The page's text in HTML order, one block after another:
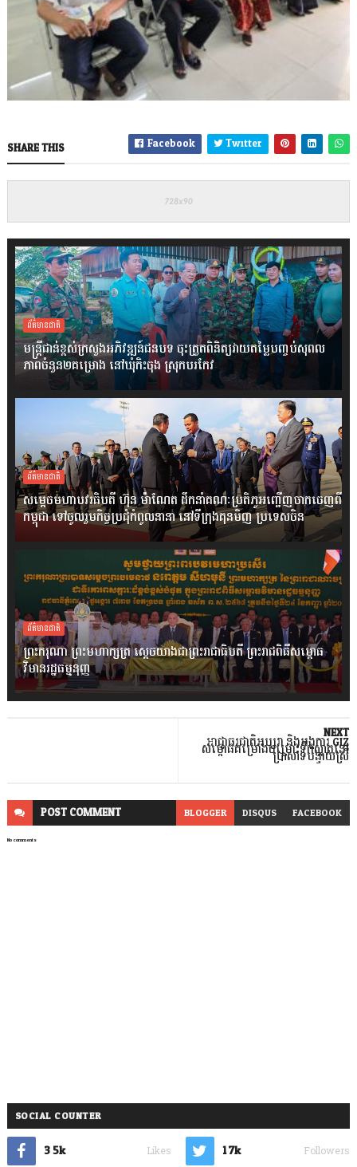
SHARE THIS Facebook Twitter
ព័ត៌មានជាតិ
មន្ត្រីជាន់ខ្ពស់ក្រសួងអភិវឌ្ឍន៍ជនបទ ចុះត្រួតពិនិត្យវាយតម្លៃបញ្ចប់សុពល
ភាពចំនួន២គម្រោង នៅឃុំកិះចុង ស្រុកបរកែវ
ព័ត៌មានជាតិ
សម្តេចមហាបវរធិបតី ហ៊ុន ម៉ាណែត ដឹកនាំគណៈប្រតិភូអញ្ជើញចាកចេញពី
កម្ពុជា ទៅចូលរួមកិច្ចប្រជុំកំពូលនានា នៅទីក្រុងគុនមិញ ប្រទេសចិន
ព័ត៌មានជាតិ
ព្រះករុណា ព្រះមហាក្សត្រ ស្តេចយាងជាព្រះរាជាធិបតី ព្រះរាជពិធីសម្ពោធ
វិមានរដ្ឋធម្មនុញ្ញ
NEXT
អាជ្ញាធរជាតិអប្សរា និងអង្គការ GIZ
សម្ពោធគម្រោងចម្រោះទឹកស្អាតនៅ
ប្រាសាទបន្ទាយស្រី
POSTCOMMENT BLOGGER DISQUS FACEBOOK
No comments
SOCIAL COUNTER
3.5k Likes 1.7k Followers